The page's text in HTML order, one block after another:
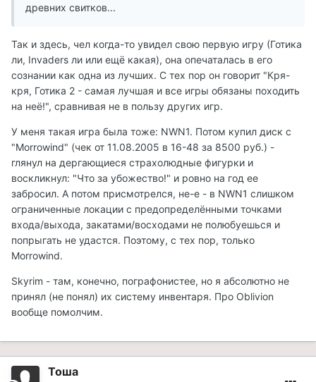
древних свитков...
Так и здесь, чел когда-то увидел свою первую игру (Готика
ли, Invaders ли или ещё какая), она опечаталась в его
сознании как одна из лучших. С тех пор он говорит "Кря-
кря, Готика 2 - самая лучшая и все игры обязаны походить
на неё!", сравнивая не в пользу других игр.
У меня такая игра была тоже: NWN1. Потом купил диск с
"Morrowind" (чек от 11.08.2005 в 16-48 за 8500 руб.) -
глянул на дергающиеся страхолюдные фигурки и
воскликнул: "Что за убожество!" и ровно на год ее
забросил. А потом присмотрелся, не-е - в NWN1 слишком
ограниченные локации с предопределёнными точками
входа/выхода, закатами/восходами не полюбуешься и
попрыгать не удастся. Поэтому, с тех пор, только
Morrowind.
Skyrim - там, конечно, пографонистее, но я абсолютно не
принял (не понял) их систему инвентаря. Про Oblivion
вообще помолчим.
Тоша